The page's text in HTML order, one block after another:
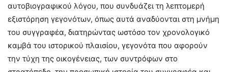
αυτοβιογραφικού λόγου, που συνδυάζει τη λεπτομερή
εξιστόρηση γεγονότων, όπως αυτά αναδύονται στη μνήμη
του συγγραφέα, διατηρώντας ωστόσο τον χρονολογικό
καμβά του ιστορικού πλαισίου, γεγονότα που αφορούν
την τύχη της οικογένειας, των συντρόφων στο